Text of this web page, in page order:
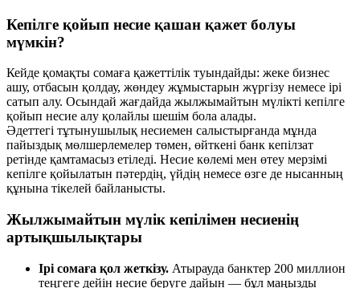
Кепілге қойып несие қашан қажет болуы
мүмкін?
Кейде қомақты сомаға қажеттілік туындайды: жеке бизнес
ашу, отбасын қолдау, жөндеу жұмыстарын жүргізу немесе ірі
сатып алу. Осындай жағдайда жылжымайтын мүлікті кепілге
қойып несие алу қолайлы шешім бола алады.
Әдеттегі тұтынушылық несиемен салыстырғанда мұнда
пайыздық мөлшерлемелер төмен, өйткені банк кепілзат
ретінде қамтамасыз етіледі. Несие көлемі мен өтеу мерзімі
кепілге қойылатын пәтердің, үйдің немесе өзге де нысанның
құнына тікелей байланысты.
Жылжымайтын мүлік кепілімен несиенің
артықшылықтары
Ірі сомаға қол жеткізу. Атырауда банктер 200 миллион
теңгеге дейін несие беруге дайын — бұл маңызды